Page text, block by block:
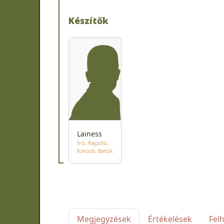
Készítők
Lainess
Író Rajzoló
Kihúzó Betűk
Megjegyzések Értékelések